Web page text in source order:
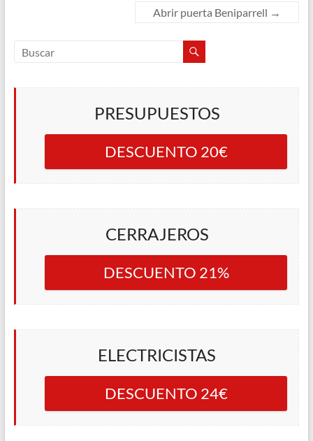
Abrir puerta Beniparrell →
PRESUPUESTOS
DESCUENTO 20€
CERRAJEROS
DESCUENTO 21%
ELECTRICISTAS
DESCUENTO 24€